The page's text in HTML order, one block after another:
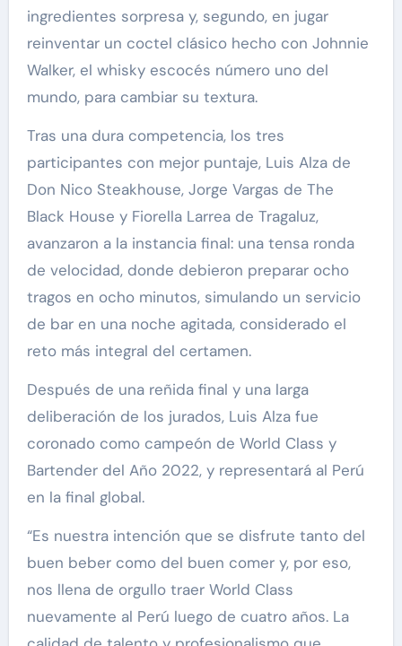
ingredientes sorpresa y, segundo, en jugar
reinventar un coctel clásico hecho con Johnnie
Walker, el whisky escocés número uno del
mundo, para cambiar su textura.
Tras una dura competencia, los tres
participantes con mejor puntaje, Luis Alza de
Don Nico Steakhouse, Jorge Vargas de The
Black House y Fiorella Larrea de Tragaluz,
avanzaron a la instancia final: una tensa ronda
de velocidad, donde debieron preparar ocho
tragos en ocho minutos, simulando un servicio
de bar en una noche agitada, considerado el
reto más integral del certamen.
Después de una reñida final y una larga
deliberación de los jurados, Luis Alza fue
coronado como campeón de World Class y
Bartender del Año 2022, y representará al Perú
en la final global.
“Es nuestra intención que se disfrute tanto del
buen beber como del buen comer y, por eso,
nos llena de orgullo traer World Class
nuevamente al Perú luego de cuatro años. La